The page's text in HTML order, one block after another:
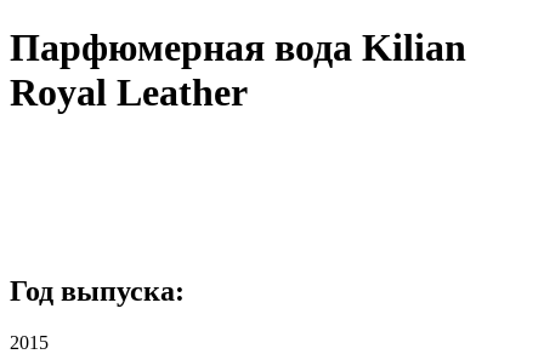
Парфюмерная вода Kilian
Royal Leather
Год выпуска:
2015